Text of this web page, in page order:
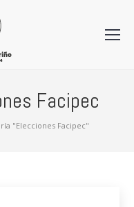
Facipec
"Elecciones Facipec"